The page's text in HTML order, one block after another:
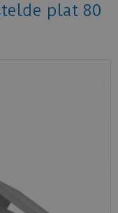
plat 80